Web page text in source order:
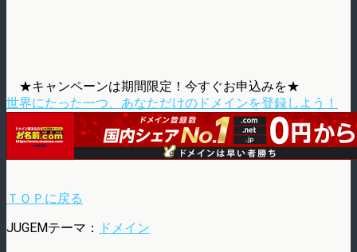
★キャンペーンは期間限定！今すぐお申込みを★
世界にたった一つ、あなただけのドメインを登録しよう！
ＴＯＰに戻る
JUGEMテーマ：
ドメイン